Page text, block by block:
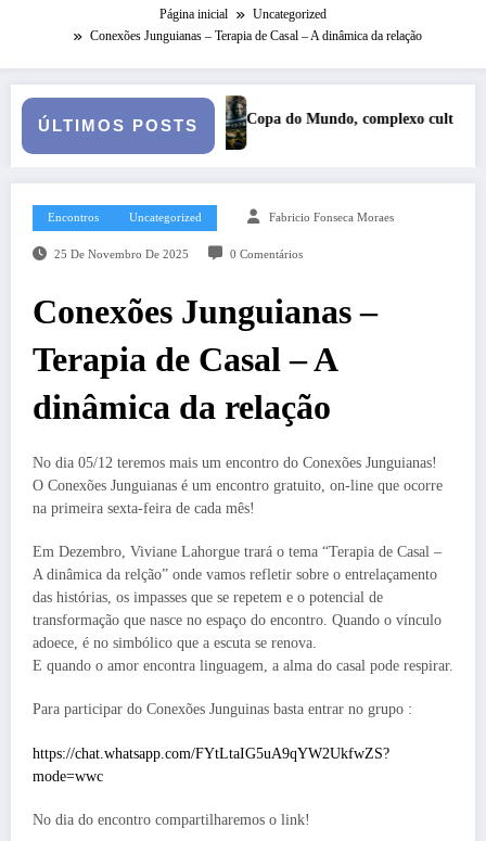
Página inicial
Uncategorized
Conexões Junguianas – Terapia de Casal – A dinâmica da relação
ÚLTIMOS POSTS
Copa do Mundo, complexo cultural e catarse coletiva: reflexões
Encontros Uncategorized Fabricio Fonseca Moraes
25 De Novembro De 2025 0 Comentários
Conexões Junguianas –
Terapia de Casal – A
dinâmica da relação
No dia 05/12 teremos mais um encontro do Conexões Junguianas!
O Conexões Junguianas é um encontro gratuito, on-line que ocorre
na primeira sexta-feira de cada mês!
Em Dezembro, Viviane Lahorgue trará o tema “Terapia de Casal –
A dinâmica da relção” onde vamos refletir sobre o entrelaçamento
das histórias, os impasses que se repetem e o potencial de
transformação que nasce no espaço do encontro. Quando o vínculo
adoece, é no simbólico que a escuta se renova.
E quando o amor encontra linguagem, a alma do casal pode respirar.
Para participar do Conexões Junguinas basta entrar no grupo :
https://chat.whatsapp.com/FYtLtaIG5uA9qYW2UkfwZS?
mode=wwc
No dia do encontro compartilharemos o link!